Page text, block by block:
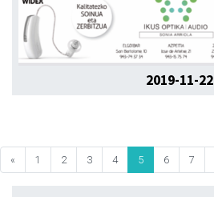
2019-11-22
« 1 2 3 4 5 6 7